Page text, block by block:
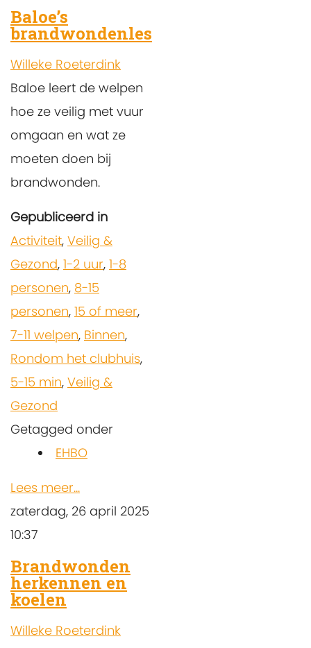
Baloe’s
brandwondenles
Willeke Roeterdink
Baloe leert de welpen
hoe ze veilig met vuur
omgaan en wat ze
moeten doen bij
brandwonden.
Gepubliceerd in
Activiteit, Veilig &
Gezond, 1-2 uur, 1-8
personen, 8-15
personen, 15 of meer,
7-11 welpen, Binnen,
Rondom het clubhuis,
5-15 min, Veilig &
Gezond
Getagged onder
EHBO
Lees meer...
zaterdag, 26 april 2025
10:37
Brandwonden
herkennen en
koelen
Willeke Roeterdink